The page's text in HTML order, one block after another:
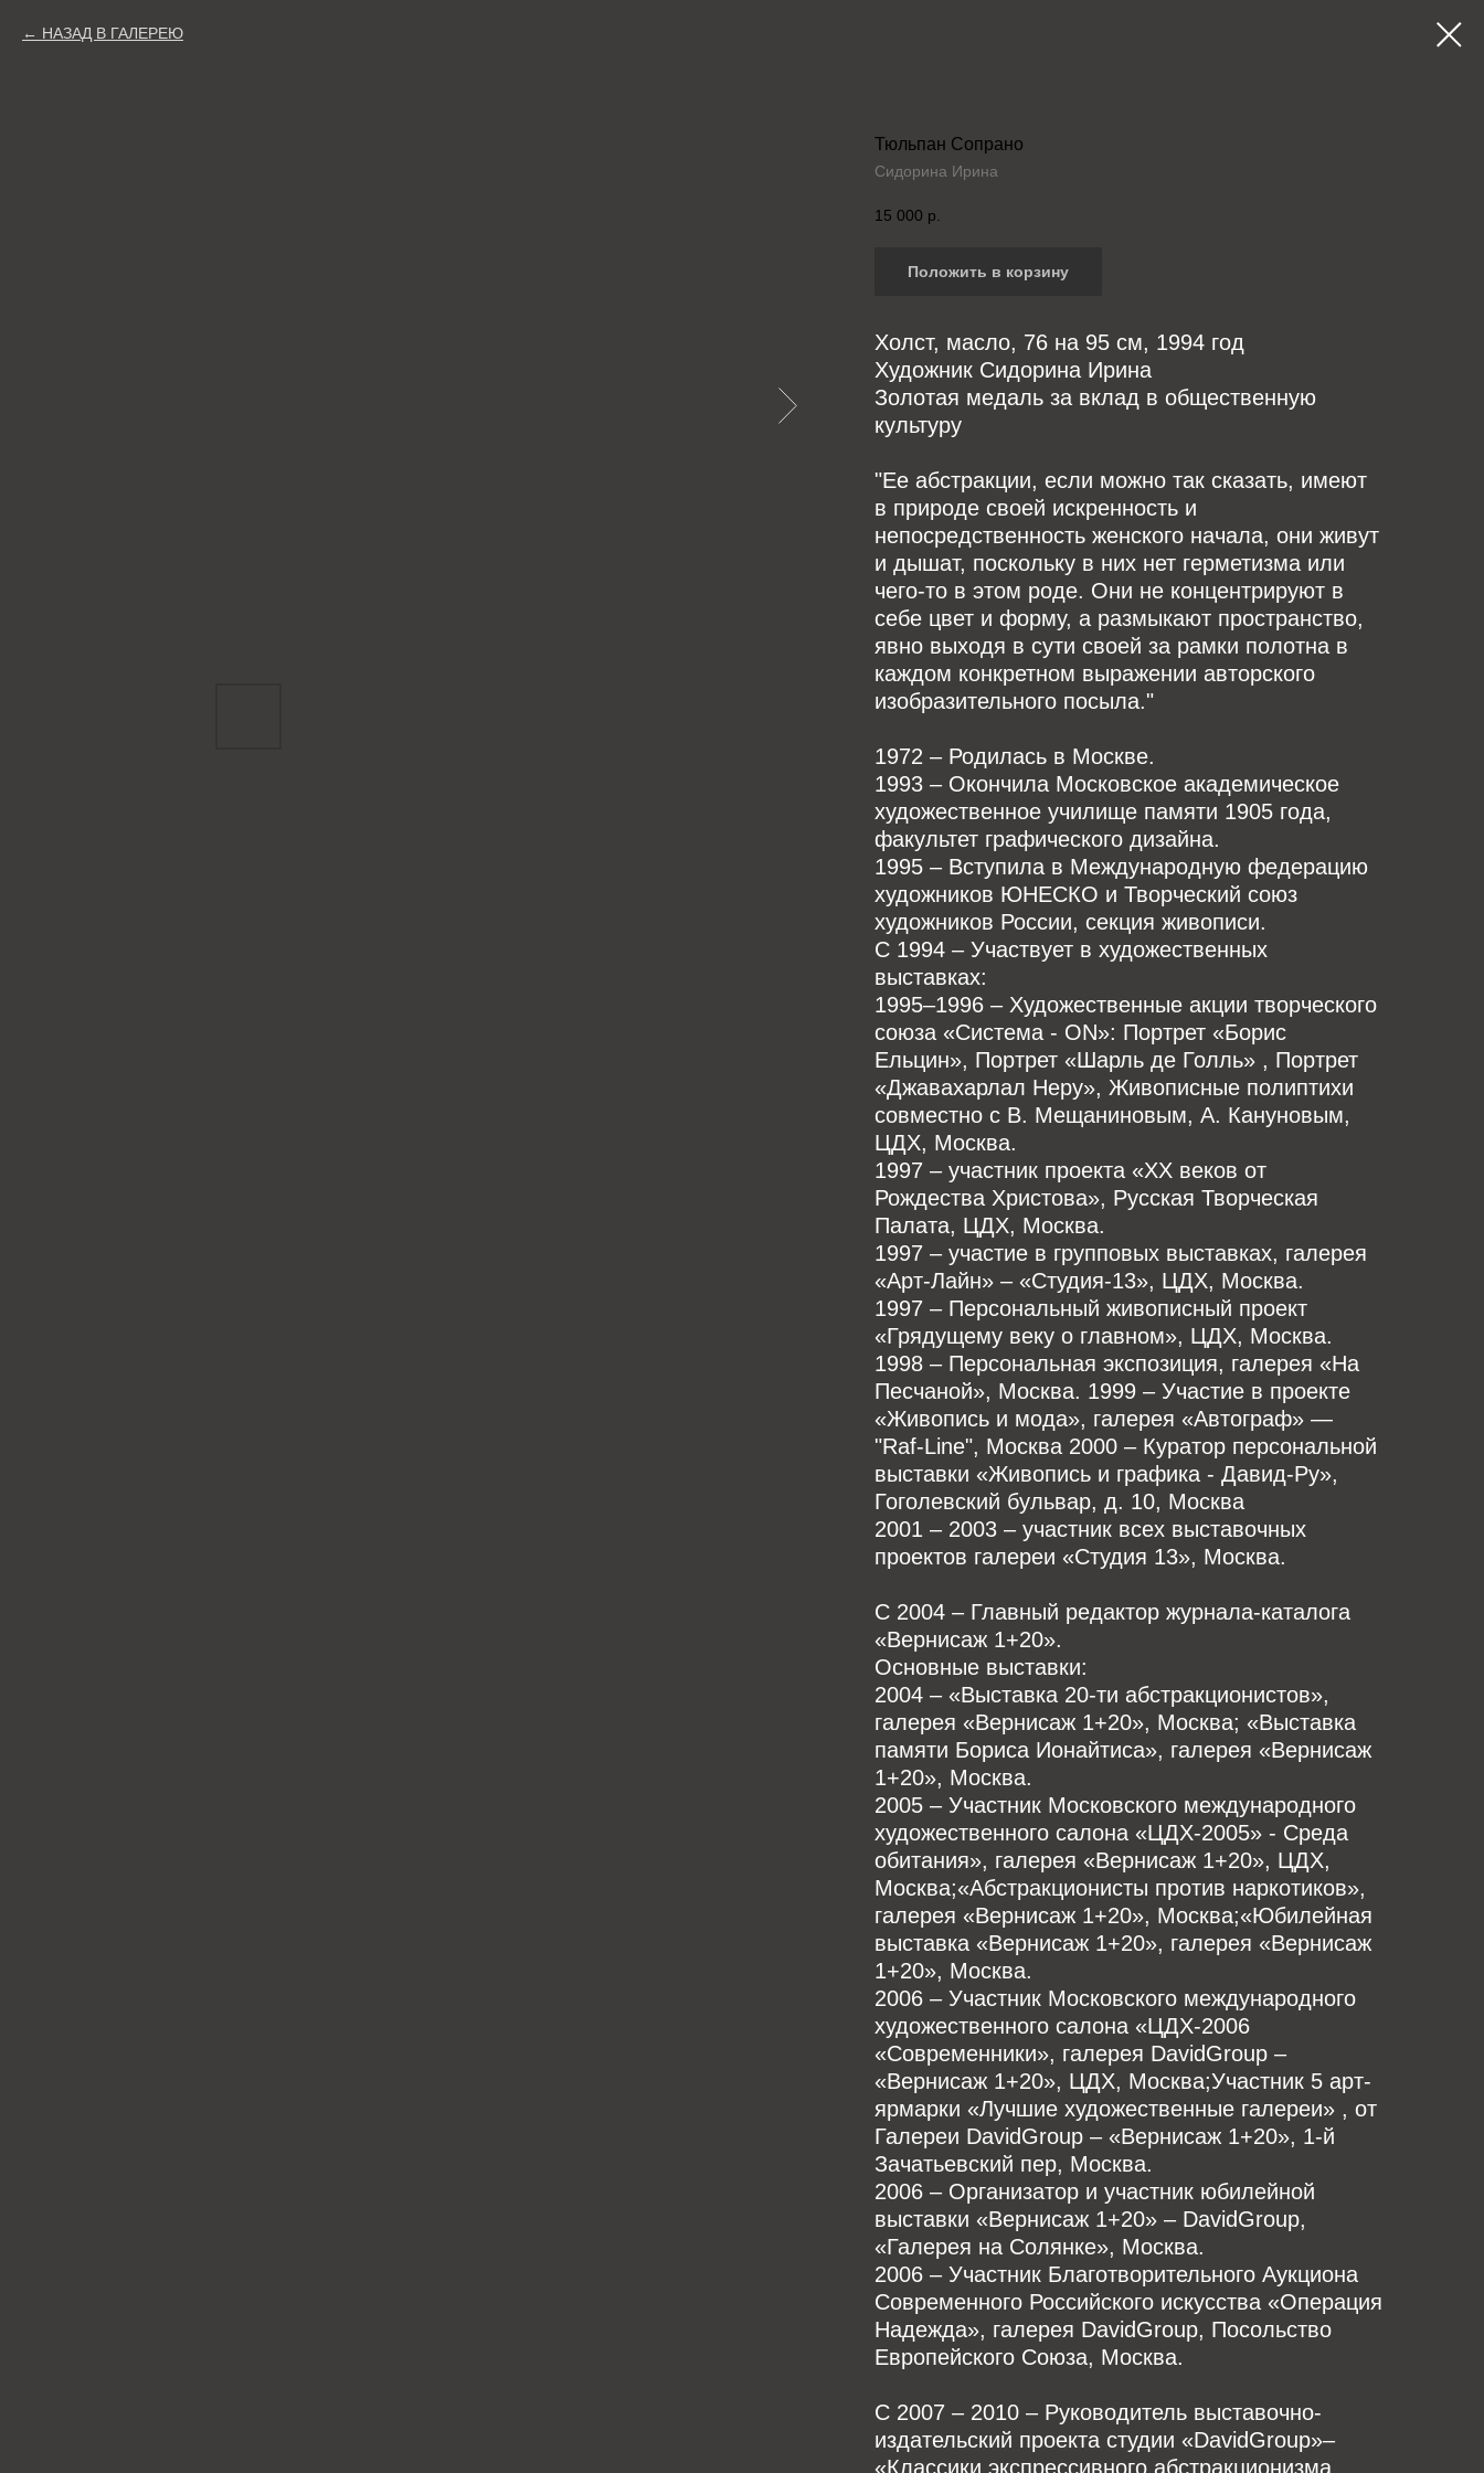
НАЗАД В ГАЛЕРЕЮ
Тюльпан Сопрано
Сидорина Ирина
15 000 р.
Положить в корзину
Холст, масло, 76 на 95 см, 1994 год
Художник Сидорина Ирина
Золотая медаль за вклад в общественную
культуру
"Ее абстракции, если можно так сказать, имеют
в природе своей искренность и
непосредственность женского начала, они живут
и дышат, поскольку в них нет герметизма или
чего-то в этом роде. Они не концентрируют в
себе цвет и форму, а размыкают пространство,
явно выходя в сути своей за рамки полотна в
каждом конкретном выражении авторского
изобразительного посыла."
1972 – Родилась в Москве.
1993 – Окончила Московское академическое
художественное училище памяти 1905 года,
факультет графического дизайна.
1995 – Вступила в Международную федерацию
художников ЮНЕСКО и Творческий союз
художников России, секция живописи.
С 1994 – Участвует в художественных
выставках:
1995–1996 – Художественные акции творческого
союза «Система - ON»: Портрет «Борис
Ельцин», Портрет «Шарль де Голль» , Портрет
«Джавахарлал Неру», Живописные полиптихи
совместно с В. Мещаниновым, А. Кануновым,
ЦДХ, Москва.
1997 – участник проекта «XX веков от
Рождества Христова», Русская Творческая
Палата, ЦДХ, Москва.
1997 – участие в групповых выставках, галерея
«Арт-Лайн» – «Студия-13», ЦДХ, Москва.
1997 – Персональный живописный проект
«Грядущему веку о главном», ЦДХ, Москва.
1998 – Персональная экспозиция, галерея «На
Песчаной», Москва. 1999 – Участие в проекте
«Живопись и мода», галерея «Автограф» —
"Raf-Line", Москва 2000 – Куратор персональной
выставки «Живопись и графика - Давид-Ру»,
Гоголевский бульвар, д. 10, Москва
2001 – 2003 – участник всех выставочных
проектов галереи «Студия 13», Москва.
С 2004 – Главный редактор журнала-каталога
«Вернисаж 1+20».
Основные выставки:
2004 – «Выставка 20-ти абстракционистов»,
галерея «Вернисаж 1+20», Москва; «Выставка
памяти Бориса Ионайтиса», галерея «Вернисаж
1+20», Москва.
2005 – Участник Московского международного
художественного салона «ЦДХ-2005» - Среда
обитания», галерея «Вернисаж 1+20», ЦДХ,
Москва;«Абстракционисты против наркотиков»,
галерея «Вернисаж 1+20», Москва;«Юбилейная
выставка «Вернисаж 1+20», галерея «Вернисаж
1+20», Москва.
2006 – Участник Московского международного
художественного салона «ЦДХ-2006
«Современники», галерея DavidGroup –
«Вернисаж 1+20», ЦДХ, Москва;Участник 5 арт-
ярмарки «Лучшие художественные галереи» , от
Галереи DavidGroup – «Вернисаж 1+20», 1-й
Зачатьевский пер, Москва.
2006 – Организатор и участник юбилейной
выставки «Вернисаж 1+20» – DavidGroup,
«Галерея на Солянке», Москва.
2006 – Участник Благотворительного Аукциона
Современного Российского искусства «Операция
Надежда», галерея DavidGroup, Посольство
Европейского Союза, Москва.
С 2007 – 2010 – Руководитель выставочно-
издательский проекта студии «DavidGroup»–
«Классики экспрессивного абстракционизма